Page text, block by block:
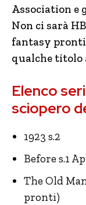
Association e
Non ci sarà
fantasy
qualche titolo
Elenco
sciopero
1923 s.2
Before s.1
The Old
pronti)